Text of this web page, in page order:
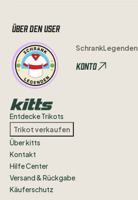
Über den user
SchrankLegenden
Konto
Entdecke Trikots
Trikot verkaufen
Über kitts
Kontakt
Hilfe Center
Versand & Rückgabe
Käuferschutz